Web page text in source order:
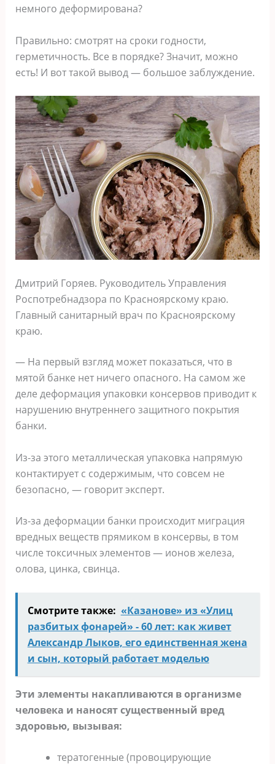
немного деформирована?
Правильно: смотрят на сроки годности,
герметичность. Все в порядке? Значит, можно
есть! И вот такой вывод — большое заблуждение.
Дмитрий Горяев. Руководитель Управления
Роспотребнадзора по Красноярскому краю.
Главный санитарный врач по Красноярскому
краю.
— На первый взгляд может показаться, что в
мятой банке нет ничего опасного. На самом же
деле деформация упаковки консервов приводит к
нарушению внутреннего защитного покрытия
банки.
Из-за этого металлическая упаковка напрямую
контактирует с содержимым, что совсем не
безопасно, — говорит эксперт.
Из-за деформации банки происходит миграция
вредных веществ прямиком в консервы, в том
числе токсичных элементов — ионов железа,
олова, цинка, свинца.
Смотрите также: «Казанове» из «Улиц
разбитых фонарей» - 60 лет: как живет
Александр Лыков, его единственная жена
и сын, который работает моделью
Эти элементы накапливаются в организме
человека и наносят существенный вред
здоровью, вызывая:
тератогенные (провоцирующие